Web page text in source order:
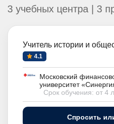
3 учебных центра | 3
Учитель истории и
4.1
Московский
университет
Срок обучения: от 4
Спросить